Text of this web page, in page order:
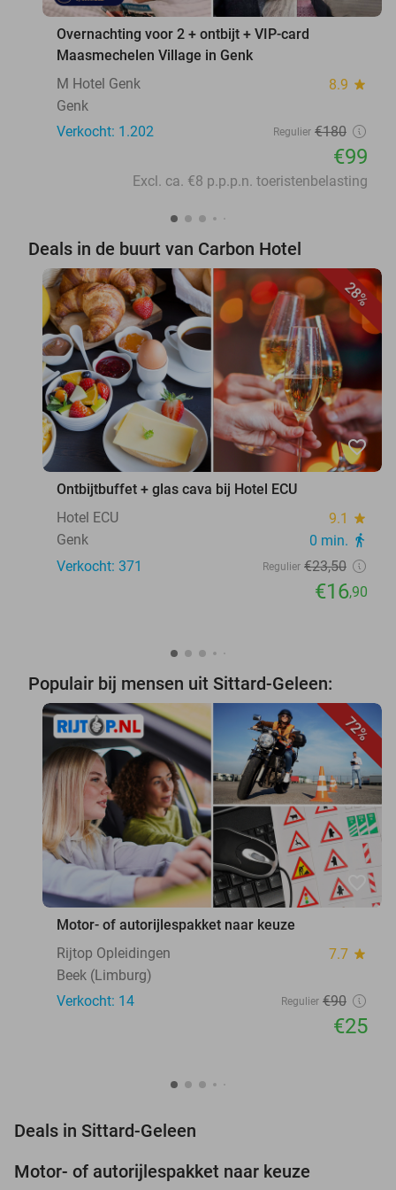
Overnachting voor 2 + ontbijt + VIP-card
Maasmechelen Village in Genk
M Hotel Genk
8.9 star
Genk
Verkocht: 1.202
Regulier €180
€99
Excl. ca. €8 p.p.p.n. toeristenbelasting
Deals in de buurt van Carbon Hotel
28%
favorite_border
Ontbijtbuffet + glas cava bij Hotel ECU
Hotel ECU
9.1 star
Genk 0 min. directions_walk
Verkocht: 371 Regulier €23,50
€16,90
Populair bij mensen uit Sittard-Geleen:
72%
favorite_border
Motor- of autorijlespakket naar keuze
Rijtop Opleidingen
7.7 star
Beek (Limburg)
Verkocht: 14
Regulier €90
€25
Deals in Sittard-Geleen
Motor- of autorijlespakket naar keuze